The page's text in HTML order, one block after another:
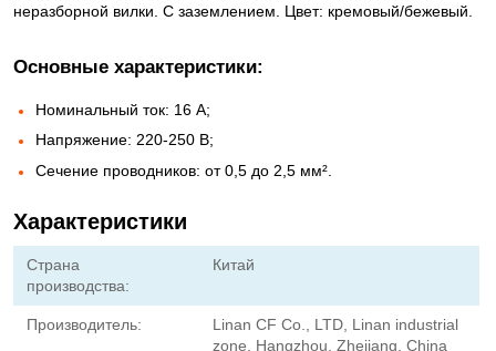
неразборной вилки. С заземлением. Цвет: кремовый/бежевый.
Основные характеристики:
Номинальный ток: 16 А;
Напряжение: 220-250 В;
Сечение проводников: от 0,5 до 2,5 мм².
Характеристики
Страна
производства:
Китай
Производитель:
Linan CF Co., LTD, Linan industrial
zone, Hangzhou, Zhejiang, China